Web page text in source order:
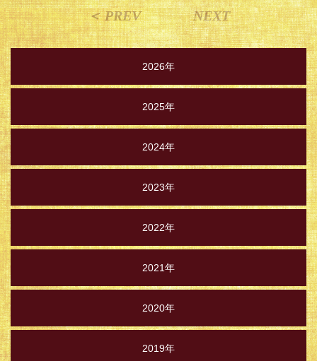
＜ PREV NEXT
2026年
2025年
2024年
2023年
2022年
2021年
2020年
2019年